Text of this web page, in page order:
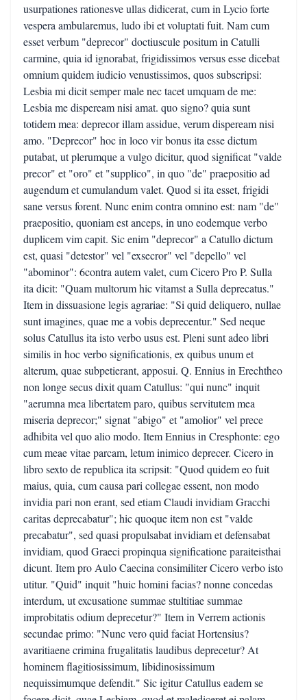
usurpationes rationesve ullas didicerat, cum in Lycio forte
vespera ambularemus, ludo ibi et voluptati fuit. Nam cum
esset verbum "deprecor" doctiuscule positum in Catulli
carmine, quia id ignorabat, frigidissimos versus esse dicebat
omnium quidem iudicio venustissimos, quos subscripsi:
Lesbia mi dicit semper male nec tacet umquam de me:
Lesbia me dispeream nisi amat. quo signo? quia sunt
totidem mea: deprecor illam assidue, verum dispeream nisi
amo. "Deprecor" hoc in loco vir bonus ita esse dictum
putabat, ut plerumque a vulgo dicitur, quod significat "valde
precor" et "oro" et "supplico", in quo "de" praepositio ad
augendum et cumulandum valet. Quod si ita esset, frigidi
sane versus forent. Nunc enim contra omnino est: nam "de"
praepositio, quoniam est anceps, in uno eodemque verbo
duplicem vim capit. Sic enim "deprecor" a Catullo dictum
est, quasi "detestor" vel "exsecror" vel "depello" vel
"abominor": 6contra autem valet, cum Cicero Pro P. Sulla
ita dicit: "Quam multorum hic vitamst a Sulla deprecatus."
Item in dissuasione legis agrariae: "Si quid deliquero, nullae
sunt imagines, quae me a vobis deprecentur." Sed neque
solus Catullus ita isto verbo usus est. Pleni sunt adeo libri
similis in hoc verbo significationis, ex quibus unum et
alterum, quae subpetierant, apposui. Q. Ennius in Erechtheo
non longe secus dixit quam Catullus: "qui nunc" inquit
"aerumna mea libertatem paro, quibus servitutem mea
miseria deprecor;" signat "abigo" et "amolior" vel prece
adhibita vel quo alio modo. Item Ennius in Cresphonte: ego
cum meae vitae parcam, letum inimico deprecer. Cicero in
libro sexto de republica ita scripsit: "Quod quidem eo fuit
maius, quia, cum causa pari collegae essent, non modo
invidia pari non erant, sed etiam Claudi invidiam Gracchi
caritas deprecabatur"; hic quoque item non est "valde
precabatur", sed quasi propulsabat invidiam et defensabat
invidiam, quod Graeci propinqua significatione paraiteisthai
dicunt. Item pro Aulo Caecina consimiliter Cicero verbo isto
utitur. "Quid" inquit "huic homini facias? nonne concedas
interdum, ut excusatione summae stultitiae summae
improbitatis odium deprecetur?" Item in Verrem actionis
secundae primo: "Nunc vero quid faciat Hortensius?
avaritiaene crimina frugalitatis laudibus deprecetur? At
hominem flagitiosissimum, libidinosissimum
nequissimumque defendit." Sic igitur Catullus eadem se